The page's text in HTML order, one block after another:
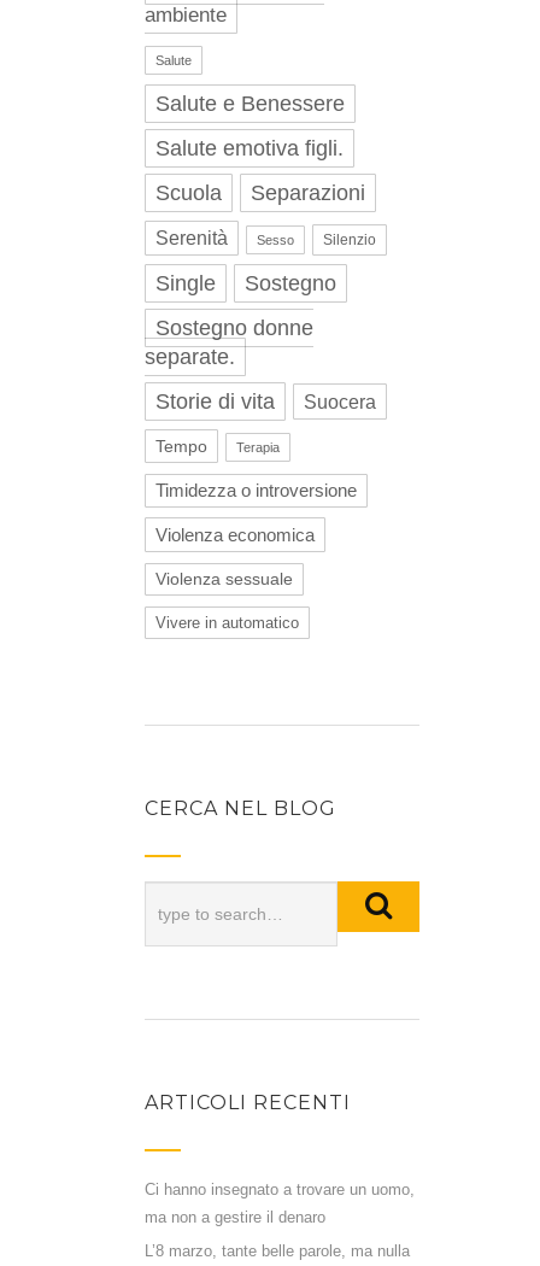
ambiente
Salute
Salute e Benessere
Salute emotiva figli.
Scuola
Separazioni
Serenità Sesso Silenzio
Single
Sostegno
Sostegno donne
separate.
Storie di vita
Suocera
Tempo Terapia
Timidezza o introversione
Violenza economica
Violenza sessuale
Vivere in automatico
CERCA NEL BLOG
ARTICOLI RECENTI
Ci hanno insegnato a trovare un uomo,
ma non a gestire il denaro
L’8 marzo, tante belle parole, ma nulla